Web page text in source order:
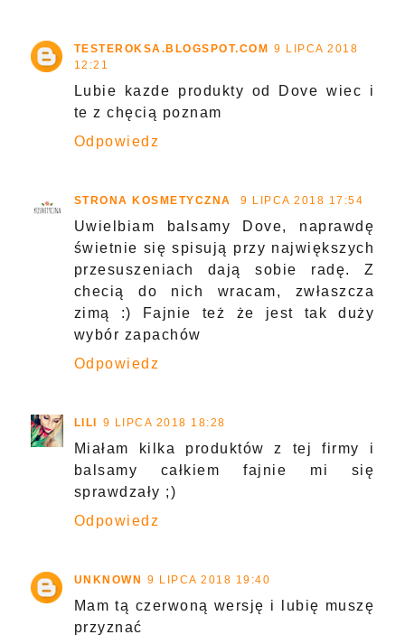
TESTEROKSA.BLOGSPOT.COM 9 LIPCA 2018
12:21
Lubie kazde produkty od Dove wiec i
te z chęcią poznam
Odpowiedz
STRONA KOSMETYCZNA 9 LIPCA 2018 17:54
Uwielbiam balsamy Dove, naprawdę
świetnie się spisują przy największych
przesuszeniach dają sobie radę. Z
checią do nich wracam, zwłaszcza
zimą :) Fajnie też że jest tak duży
wybór zapachów
Odpowiedz
LILI 9 LIPCA 2018 18:28
Miałam kilka produktów z tej firmy i
balsamy całkiem fajnie mi się
sprawdzały ;)
Odpowiedz
UNKNOWN 9 LIPCA 2018 19:40
Mam tą czerwoną wersję i lubię muszę
przyznać